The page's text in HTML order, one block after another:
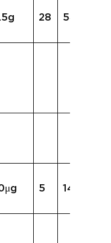
28 54.0g
5 14.4μg